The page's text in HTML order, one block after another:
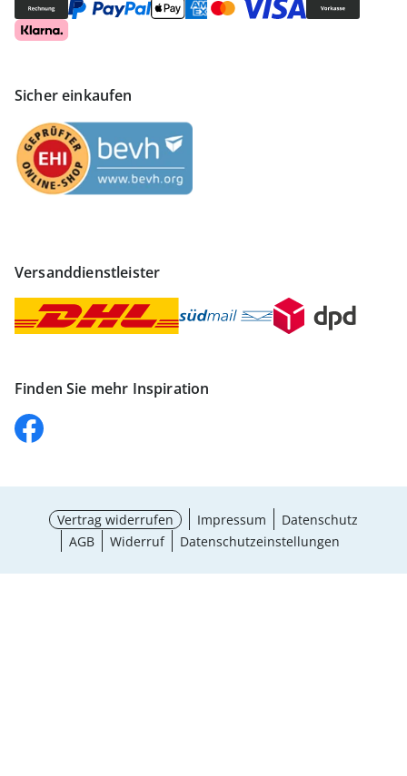
Sicher einkaufen
Versanddienstleister
Finden Sie mehr Inspiration
Vertrag widerrufen Impressum
Datenschutz
AGB
Widerruf Datenschutzeinstellungen